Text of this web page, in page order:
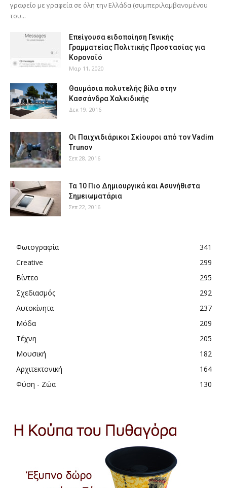
γραφείο με γραφεία σε όλη την Ελλάδα (συμπεριλαμβανομένου
του...
Επείγουσα ειδοποίηση Γενικής
Γραμματείας Πολιτικής Προστασίας για
Κορονοϊό
Μαρ 11, 2020
Θαυμάσια πολυτελής βίλα στην
Κασσάνδρα Χαλκιδικής
Δεκ 19, 2016
Οι Παιχνιδιάρικοι Σκίουροι από τον Vadim
Trunov
Σεπ 28, 2016
Τα 10 Πιο Δημιουργικά και Ασυνήθιστα
Σημειωματάρια
Σεπ 22, 2016
Φωτογραφία
341
Creative
299
Βίντεο
295
Σχεδιασμός
292
Αυτοκίνητα
237
Μόδα
209
Τέχνη
205
Μουσική
182
Αρχιτεκτονική
164
Φύση - Ζώα
130